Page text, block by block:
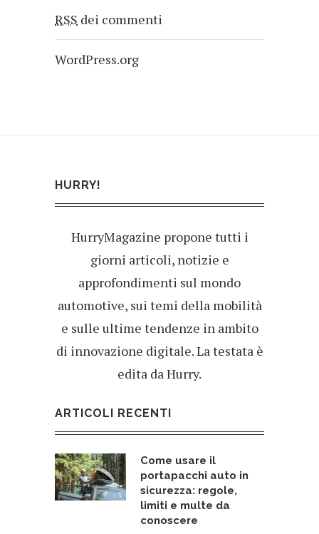
RSS dei commenti
WordPress.org
HURRY!
HurryMagazine propone tutti i
giorni articoli, notizie e
approfondimenti sul mondo
automotive, sui temi della mobilità
e sulle ultime tendenze in ambito
di innovazione digitale. La testata è
edita da Hurry.
ARTICOLI RECENTI
Come usare il
portapacchi auto in
sicurezza: regole,
limiti e multe da
conoscere